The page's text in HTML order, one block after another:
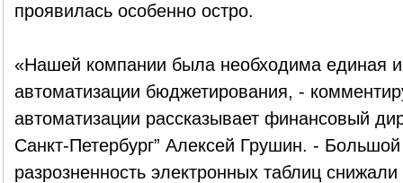
проявилась особенно остро.
«Нашей компании была необходима единая
автоматизации бюджетирования, -
автоматизации рассказывает финансовый
Санкт-Петербург” Алексей Грушин. -
разрозненность электронных таблиц